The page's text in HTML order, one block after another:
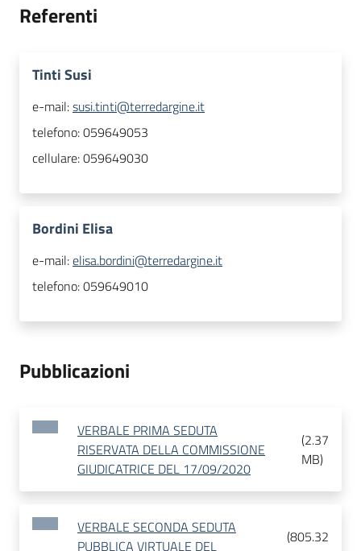
Referenti
Tinti Susi
e-mail:susi.tinti@terredargine.it
telefono:059649053
cellulare:059649030
Bordini Elisa
e-mail:elisa.bordini@terredargine.it
telefono:059649010
Pubblicazioni
VERBALE PRIMA SEDUTA
RISERVATA DELLA COMMISSIONE
GIUDICATRICE DEL 17/09/2020
(2.37
MB)
VERBALE SECONDA SEDUTA
PUBBLICA VIRTUALE DEL
(805.32